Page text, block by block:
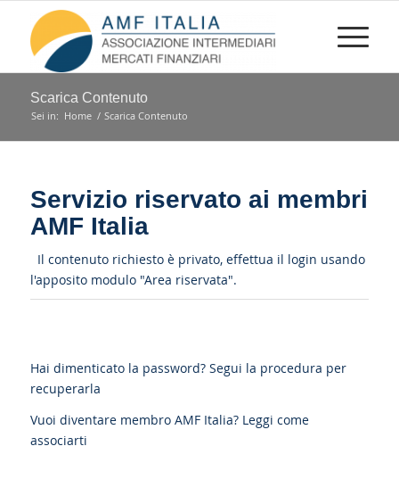
Scarica Contenuto
Sei in: Home / Scarica Contenuto
Servizio riservato ai membri
AMF Italia
Il contenuto richiesto è privato, effettua il login usando
l'apposito modulo "Area riservata".
Hai dimenticato la password? Segui la procedura per
recuperarla
Vuoi diventare membro AMF Italia? Leggi come
associarti